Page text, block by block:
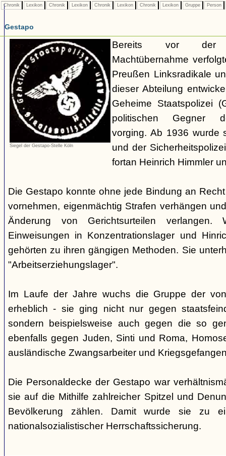
Chronik Lexikon Chronik Lexikon Chronik Lexikon Chronik Lexikon Gruppe Person
Gestapo
Siegel der Gestapo-Stelle Köln
Bereits vor der
Machtübernahme
Preußen Linksradikale
dieser Abteilung
Geheime Staatspolizei
politischen Gegner
vorging. Ab 1936 wurde
und der
fortan Heinrich Himmler
Die Gestapo konnte ohne jede Bindung an
vornehmen, eigenmächtig Strafen verhängen
Änderung von Gerichtsurteilen verlangen.
Einweisungen in Konzentrationslager und
gehörten zu ihren gängigen Methoden. Sie
"Arbeitserziehungslager".
Im Laufe der Jahre wuchs die Gruppe der
erheblich - sie ging nicht nur gegen
sondern beispielsweise auch gegen die so
ebenfalls gegen Juden, Sinti und Roma,
ausländische Zwangsarbeiter und
Die Personaldecke der Gestapo war
sie auf die Mithilfe zahlreicher Spitzel und
Bevölkerung zählen. Damit wurde sie zu
nationalsozialistischer Herrschaftssicherung.